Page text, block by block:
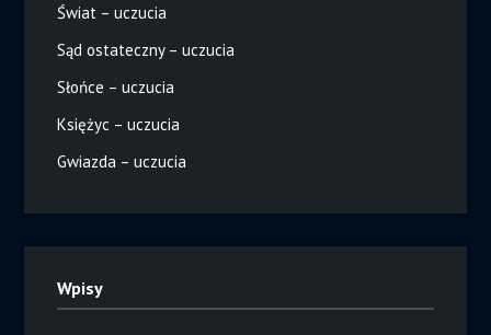
Świat – uczucia
Sąd ostateczny – uczucia
Słońce – uczucia
Księżyc – uczucia
Gwiazda – uczucia
Wpisy